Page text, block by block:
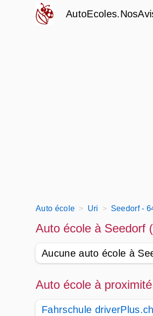
Auto école Uri Seedorf -
Auto école à Seedorf
Aucune auto école à
Auto école à
Fahrschule driverPlus.ch